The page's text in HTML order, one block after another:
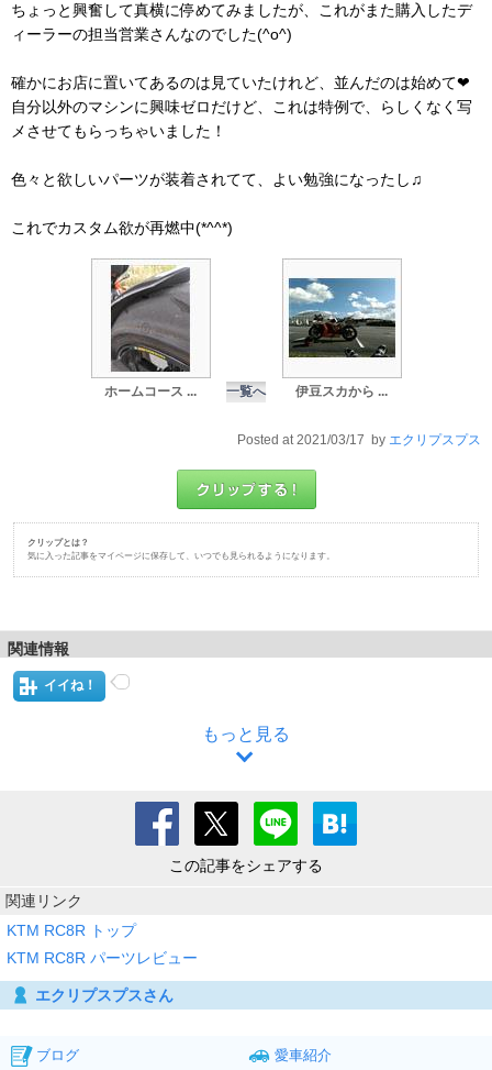
ちょっと興奮して真横に停めてみましたが、これがまた購入したデ
ィーラーの担当営業さんなのでした(^o^)
確かにお店に置いてあるのは見ていたけれど、並んだのは始めて❤
自分以外のマシンに興味ゼロだけど、これは特例で、らしくなく写
メさせてもらっちゃいました！
色々と欲しいパーツが装着されてて、よい勉強になったし♫
これでカスタム欲が再燃中(*^^*)
ホームコース ... 一覧へ 伊豆スカから ...
Posted at 2021/03/17 by エクリプスプス
クリップとは？
気に入った記事をマイページに保存して、いつでも見られるようになります。
関連情報
イイね！
もっと見る
この記事をシェアする
関連リンク
KTM RC8R トップ
KTM RC8R パーツレビュー
エクリプスプスさん
ブログ 愛車紹介